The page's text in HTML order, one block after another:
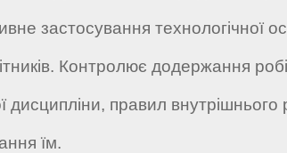
застосування технологічної
Контролює додержання
дисципліни, правил
їм.